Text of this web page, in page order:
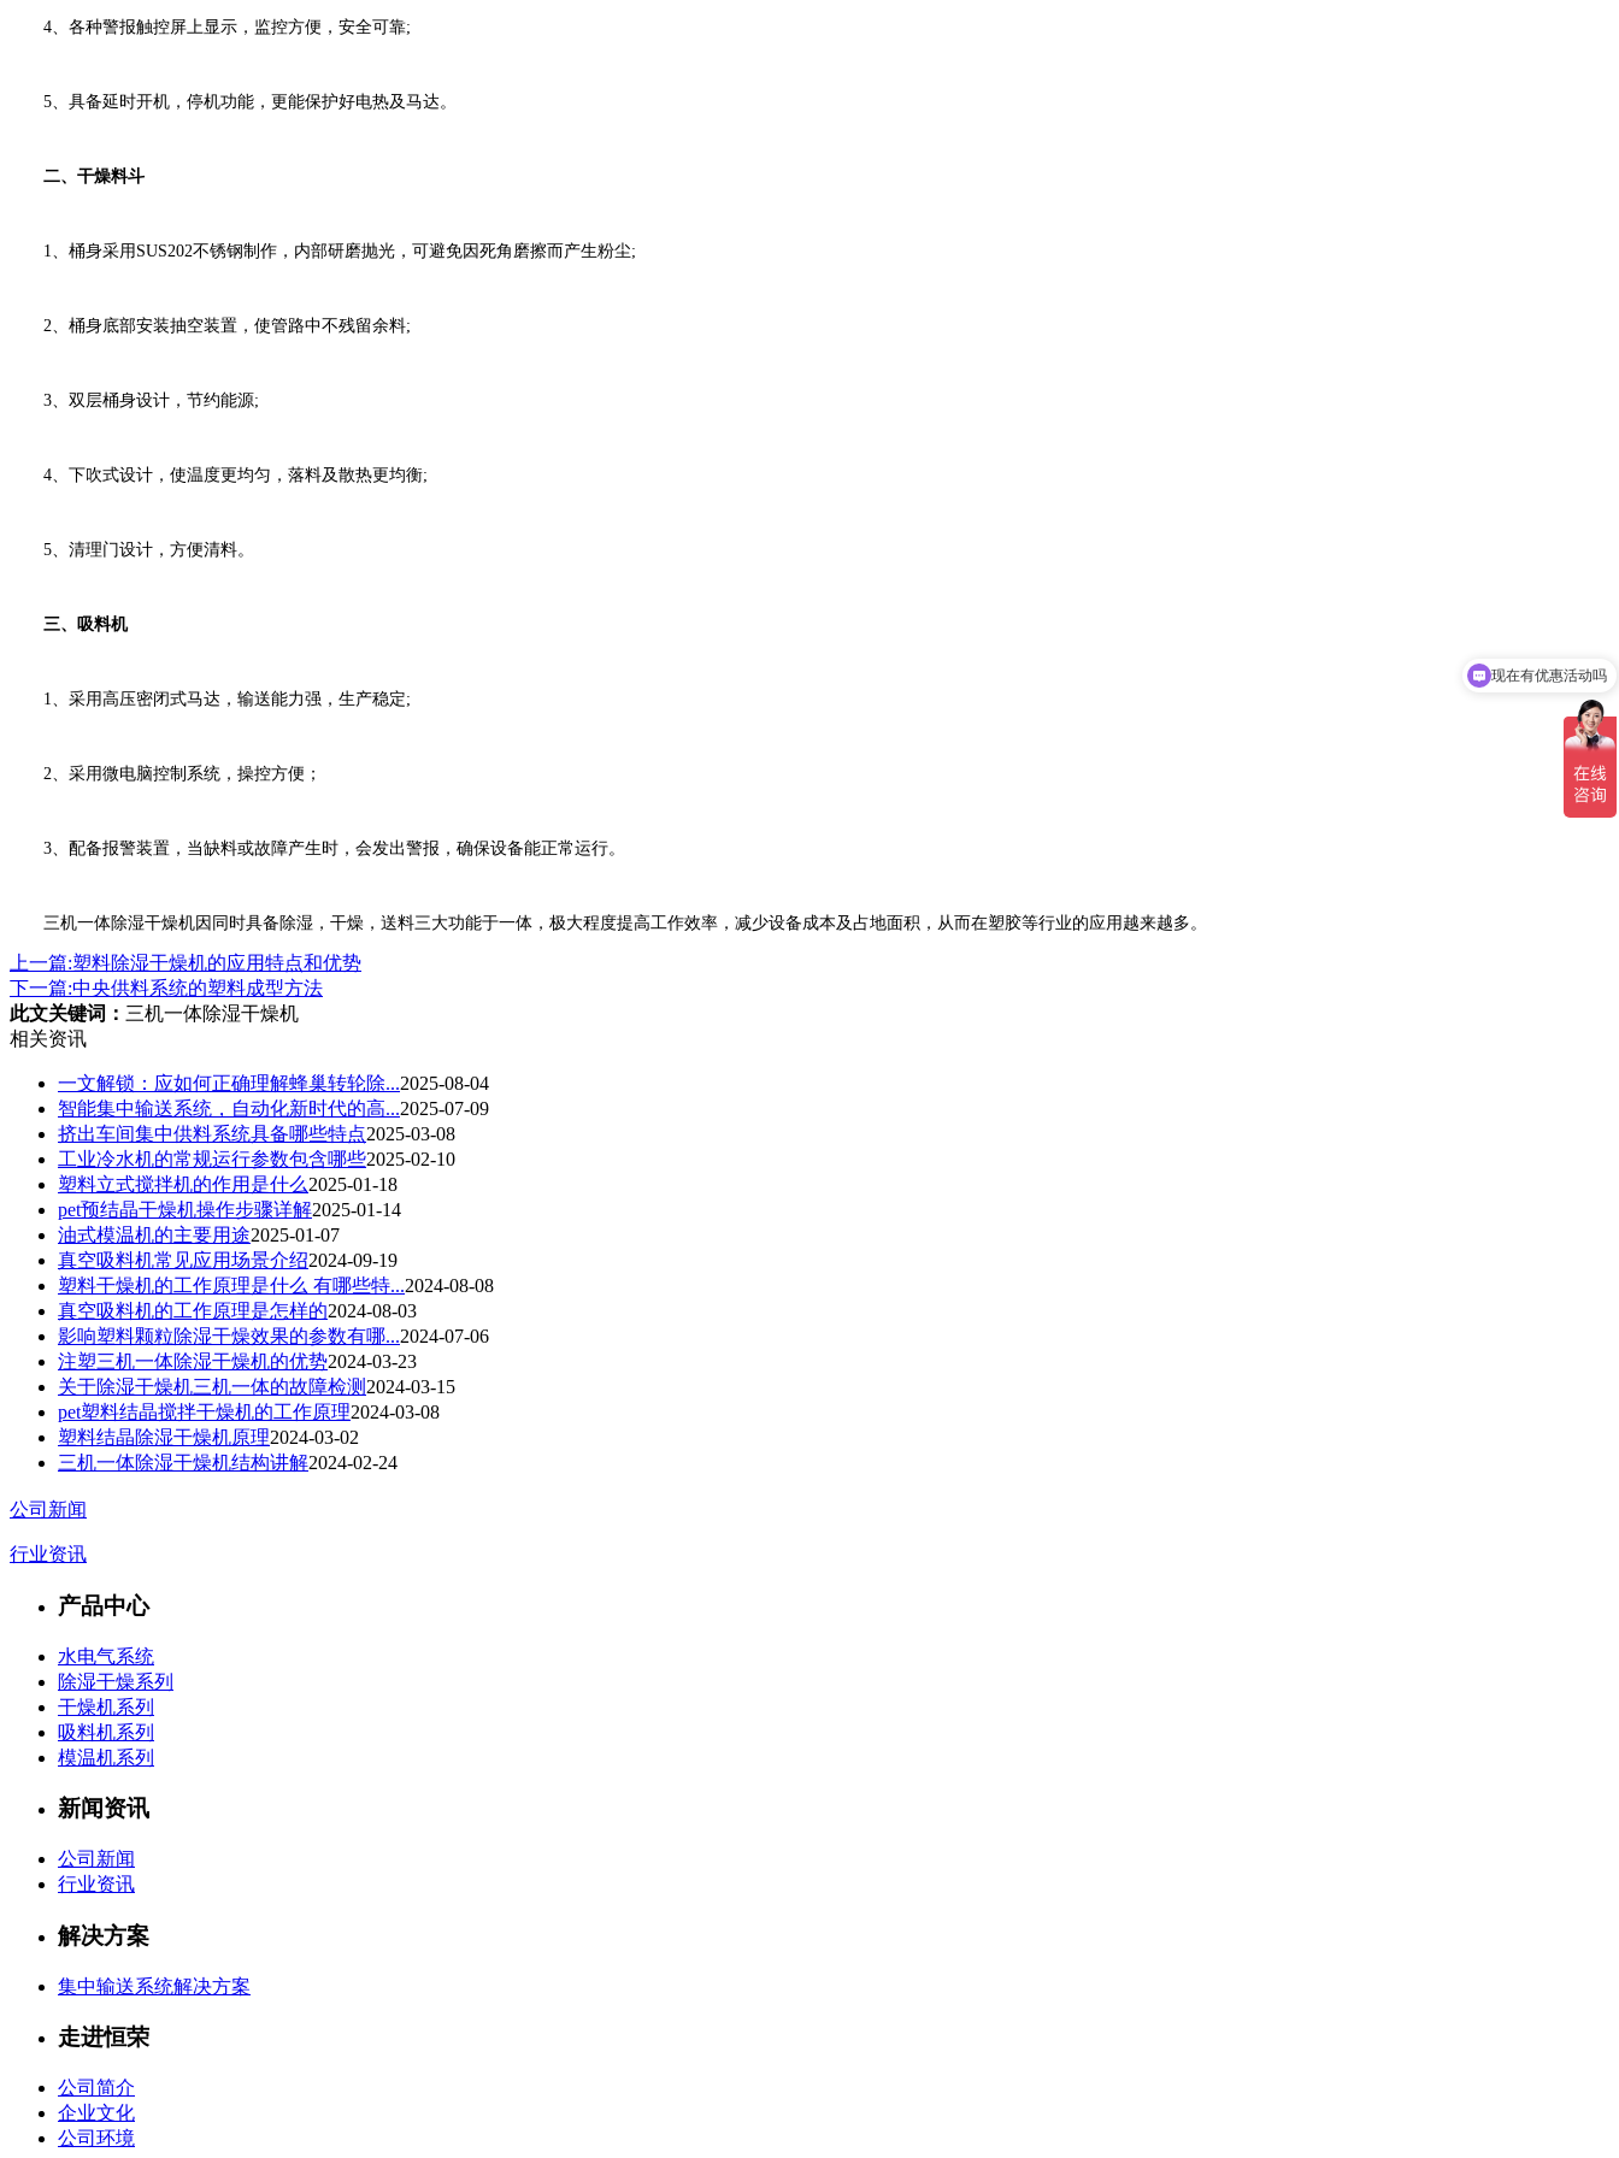
4、各种警报触控屏上显示，监控方便，安全可靠;
5、具备延时开机，停机功能，更能保护好电热及马达。
二、干燥料斗
1、桶身采用SUS202不锈钢制作，内部研磨抛光，可避免因死角磨擦而产生粉尘;
2、桶身底部安装抽空装置，使管路中不残留余料;
3、双层桶身设计，节约能源;
4、下吹式设计，使温度更均匀，落料及散热更均衡;
5、清理门设计，方便清料。
三、吸料机
1、采用高压密闭式马达，输送能力强，生产稳定;
2、采用微电脑控制系统，操控方便；
3、配备报警装置，当缺料或故障产生时，会发出警报，确保设备能正常运行。
三机一体除湿干燥机因同时具备除湿，干燥，送料三大功能于一体，极大程度提高工作效率，减少设备成本及占地面积，从而在塑胶等行业的应用越来越多。
上一篇:塑料除湿干燥机的应用特点和优势
下一篇:中央供料系统的塑料成型方法
此文关键词： 三机一体除湿干燥机
相关资讯
一文解锁：应如何正确理解蜂巢转轮除...2025-08-04
智能集中输送系统，自动化新时代的高...2025-07-09
挤出车间集中供料系统具备哪些特点2025-03-08
工业冷水机的常规运行参数包含哪些2025-02-10
塑料立式搅拌机的作用是什么2025-01-18
pet预结晶干燥机操作步骤详解2025-01-14
油式模温机的主要用途2025-01-07
真空吸料机常见应用场景介绍2024-09-19
塑料干燥机的工作原理是什么 有哪些特...2024-08-08
真空吸料机的工作原理是怎样的2024-08-03
影响塑料颗粒除湿干燥效果的参数有哪...2024-07-06
注塑三机一体除湿干燥机的优势2024-03-23
关于除湿干燥机三机一体的故障检测 2024-03-15
pet塑料结晶搅拌干燥机的工作原理2024-03-08
塑料结晶除湿干燥机原理2024-03-02
三机一体除湿干燥机结构讲解2024-02-24
公司新闻
行业资讯
产品中心
水电气系统
除湿干燥系列
干燥机系列
吸料机系列
模温机系列
新闻资讯
公司新闻
行业资讯
解决方案
集中输送系统解决方案
走进恒荣
公司简介
企业文化
公司环境
现在有优惠活动吗